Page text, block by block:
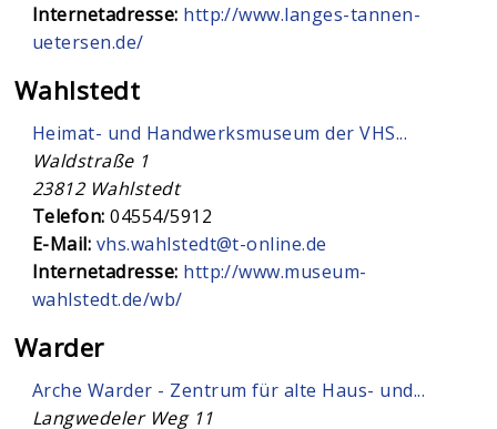
Internetadresse: http://www.langes-tannen-
uetersen.de/
Wahlstedt
Heimat- und Handwerksmuseum der VHS...
Waldstraße 1
23812 Wahlstedt
Telefon:04554/5912
E-Mail: vhs.wahlstedt@t-online.de
Internetadresse: http://www.museum-
wahlstedt.de/wb/
Warder
Arche Warder - Zentrum für alte Haus- und...
Langwedeler Weg 11